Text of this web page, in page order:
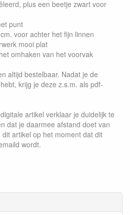
plus een beetje zwart voor
punt
voor achter het fijn linnen
mooi plat
omhaken van het voorvak
altijd bestelbaar. Nadat je de
krijg je deze z.s.m. als pdf-
artikel verklaar je duidelijk te
dat je daarmee afstand doet van
artikel op het moment dat dit
wordt.